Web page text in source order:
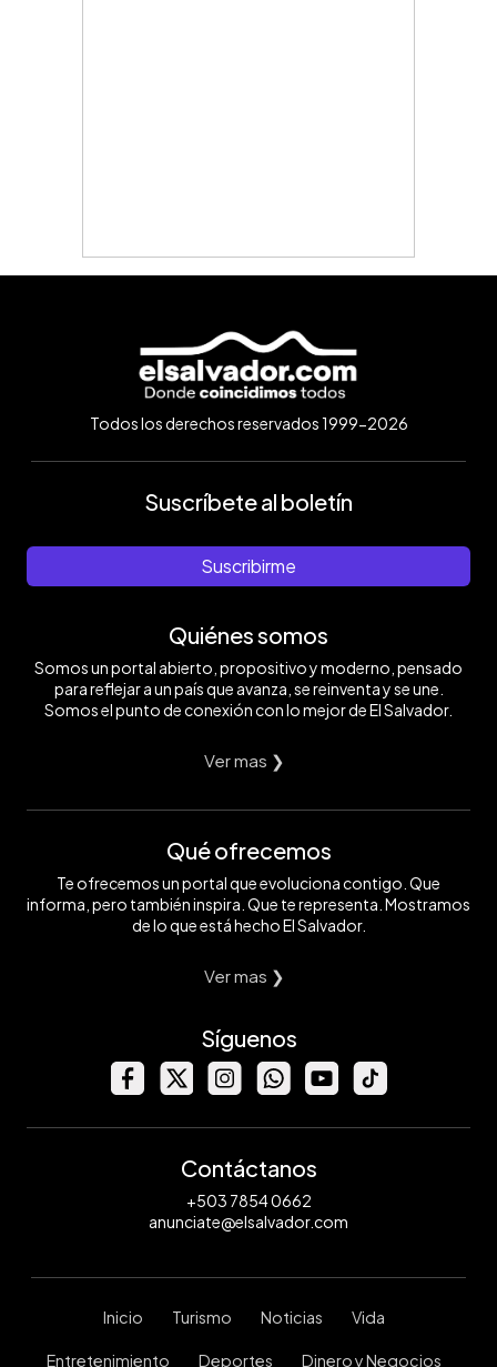
Todos los derechos reservados 1999-2026
Suscríbete al boletín
Suscribirme
Quiénes somos
Somos un portal abierto, propositivo y moderno, pensado
para reflejar a un país que avanza, se reinventa y se une.
Somos el punto de conexión con lo mejor de El Salvador.
Ver mas ❯
Qué ofrecemos
Te ofrecemos un portal que evoluciona contigo. Que
informa, pero también inspira. Que te representa. Mostramos
de lo que está hecho El Salvador.
Ver mas ❯
Síguenos
Contáctanos
+503 7854 0662
anunciate@elsalvador.com
Inicio Turismo Noticias Vida
Entretenimiento Deportes Dinero y Negocios